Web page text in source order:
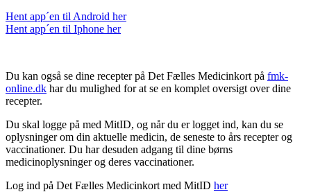
Hent app´en til Android her
Hent app´en til Iphone her
Du kan også se dine recepter på Det Fælles Medicinkort på fmk-
online.dk har du mulighed for at se en komplet oversigt over dine
recepter.
Du skal logge på med MitID, og når du er logget ind, kan du se
oplysninger om din aktuelle medicin, de seneste to års recepter og
vaccinationer. Du har desuden adgang til dine børns
medicinoplysninger og deres vaccinationer.
Log ind på Det Fælles Medicinkort med MitID her